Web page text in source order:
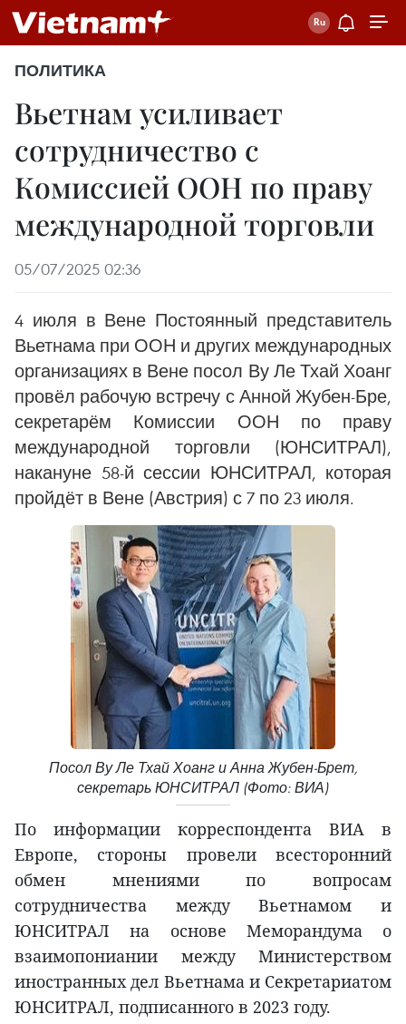
ПОЛИТИКА
Вьетнам усиливает
сотрудничество с
Комиссией ООН по праву
международной торговли
05/07/2025 02:36
4 июля в Вене Постоянный представитель
Вьетнама при ООН и других международных
организациях в Вене посол Ву Ле Тхай Хоанг
провёл рабочую встречу с Анной Жубен-Бре,
секретарём Комиссии ООН по праву
международной торговли (ЮНСИТРАЛ),
накануне 58-й сессии ЮНСИТРАЛ, которая
пройдёт в Вене (Австрия) с 7 по 23 июля.
Посол Ву Ле Тхай Хоанг и Анна Жубен-Брет,
секретарь ЮНСИТРАЛ (Фото: ВИА)
По информации корреспондента ВИА в
Европе, стороны провели всесторонний
обмен мнениями по вопросам
сотрудничества между Вьетнамом и
ЮНСИТРАЛ на основе Меморандума о
взаимопониании между Министерством
иностранных дел Вьетнама и Секретариатом
ЮНСИТРАЛ, подписанного в 2023 году.